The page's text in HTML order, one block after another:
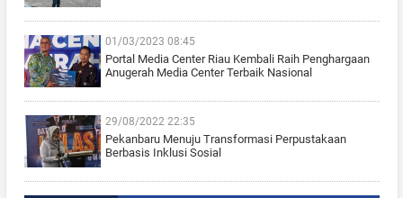
01/03/2023 08:45
Portal Media Center Riau Kembali Raih Penghargaan
Anugerah Media Center Terbaik Nasional
29/08/2022 22:35
Pekanbaru Menuju Transformasi Perpustakaan
Berbasis Inklusi Sosial